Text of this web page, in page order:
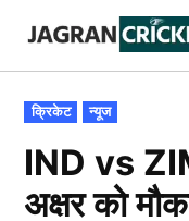
content
POSTED
IN
क्रिकेट न्यूज
IND vs
अक्षर को